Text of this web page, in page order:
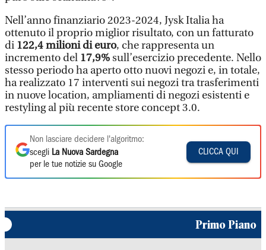
Nell’anno finanziario 2023-2024, Jysk Italia ha
ottenuto il proprio miglior risultato, con un fatturato
di 122,4 milioni di euro, che rappresenta un
incremento del 17,9%sull’esercizio precedente. Nello
stesso periodo ha aperto otto nuovi negozi e, in totale,
ha realizzato 17 interventi sui negozi tra trasferimenti
in nuove location, ampliamenti di negozi esistenti e
restyling al più recente store concept 3.0.
Non lasciare decidere l'algoritmo:
scegli La Nuova Sardegna
per le tue notizie su Google
CLICCA QUI
Primo Piano